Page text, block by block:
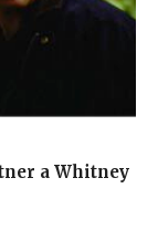
a Whitney